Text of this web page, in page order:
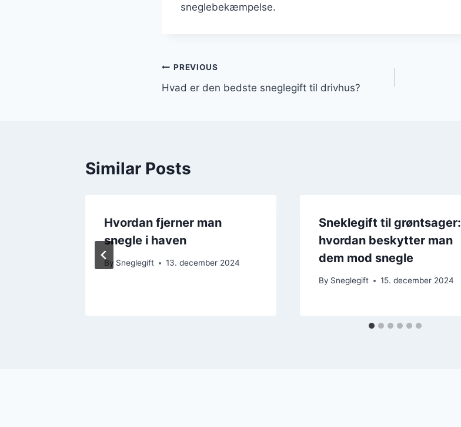
sneglebekæmpelse.
Indlægsnavigation
PREVIOUS
Hvad er den bedste sneglegift til drivhus?
Similar Posts
Hvordan fjerner man
snegle i haven
By Sneglegift 13. december 2024
Sneklegift til grøntsager:
hvordan beskytter man
dem mod snegle
By Sneglegift 15. december 2024